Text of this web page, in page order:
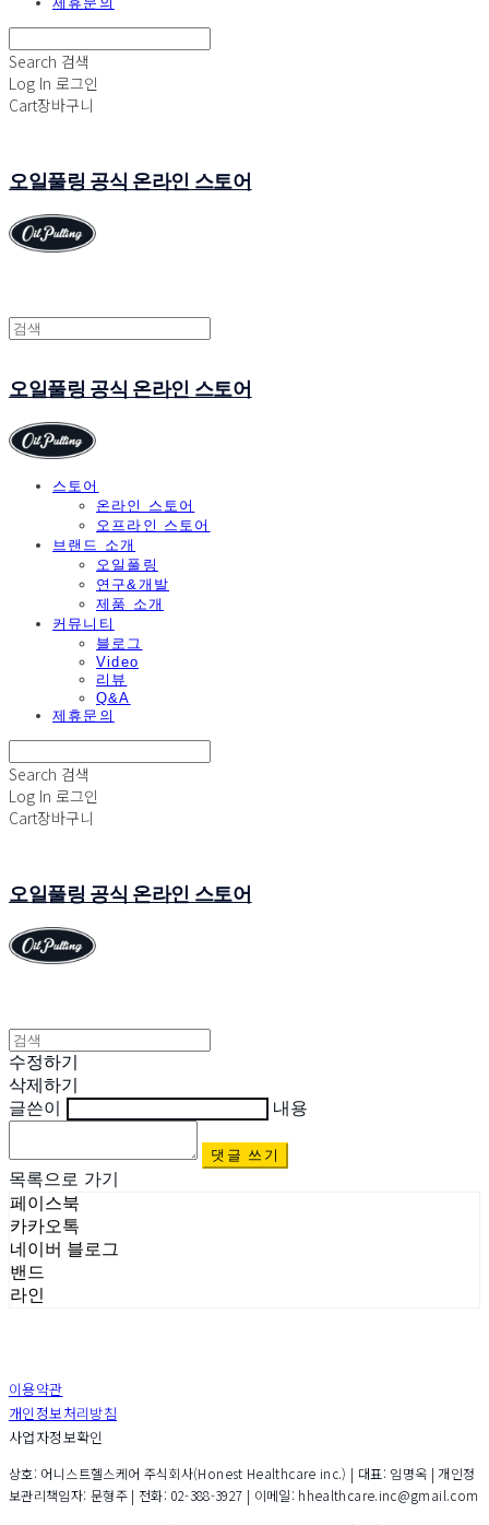
Search 검색
Log In 로그인
Cart장바구니
오일풀링 공식 온라인 스토어
오일풀링 공식 온라인 스토어
스토어
온라인 스토어
오프라인 스토어
브랜드 소개
오일풀링
연구&개발
제품 소개
커뮤니티
블로그
Video
리뷰
Q&A
제휴문의
Search 검색
Log In 로그인
Cart장바구니
오일풀링 공식 온라인 스토어
수정하기
삭제하기
글쓴이
내용
댓글 쓰기
목록으로 가기
페이스북
카카오톡
네이버 블로그
밴드
라인
이용약관
개인정보처리방침
사업자정보확인
상호: 어니스트헬스케어 주식회사(Honest Healthcare inc.) | 대표: 임명옥 | 개인정
보관리책임자: 문형주 | 전화: 02-388-3927 | 이메일: hhealthcare.inc@gmail.com